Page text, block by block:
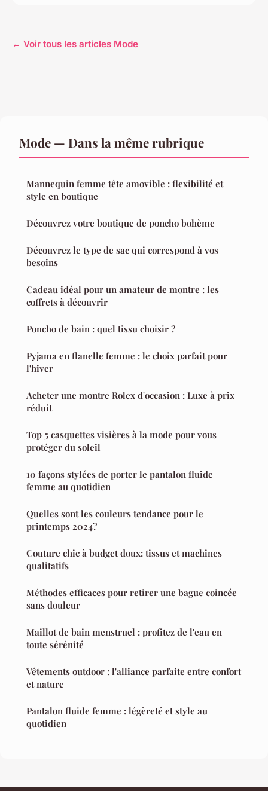
← Voir tous les articles Mode
Mode — Dans la même rubrique
Mannequin femme tête amovible : flexibilité et
style en boutique
Découvrez votre boutique de poncho bohème
Découvrez le type de sac qui correspond à vos
besoins
Cadeau idéal pour un amateur de montre : les
coffrets à découvrir
Poncho de bain : quel tissu choisir ?
Pyjama en flanelle femme : le choix parfait pour
l'hiver
Acheter une montre Rolex d'occasion : Luxe à prix
réduit
Top 5 casquettes visières à la mode pour vous
protéger du soleil
10 façons stylées de porter le pantalon fluide
femme au quotidien
Quelles sont les couleurs tendance pour le
printemps 2024?
Couture chic à budget doux: tissus et machines
qualitatifs
Méthodes efficaces pour retirer une bague coincée
sans douleur
Maillot de bain menstruel : profitez de l'eau en
toute sérénité
Vêtements outdoor : l'alliance parfaite entre confort
et nature
Pantalon fluide femme : légèreté et style au
quotidien